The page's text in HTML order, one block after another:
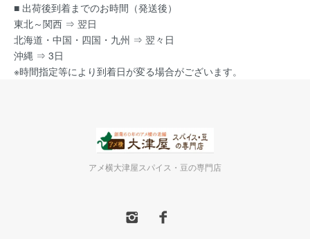
■ 出荷後到着までのお時間（発送後）
東北～関西 ⇒ 翌日
北海道・中国・四国・九州 ⇒ 翌々日
沖縄 ⇒ 3日
※時間指定等により到着日が変る場合がございます。
アメ横大津屋スパイス・豆の専門店